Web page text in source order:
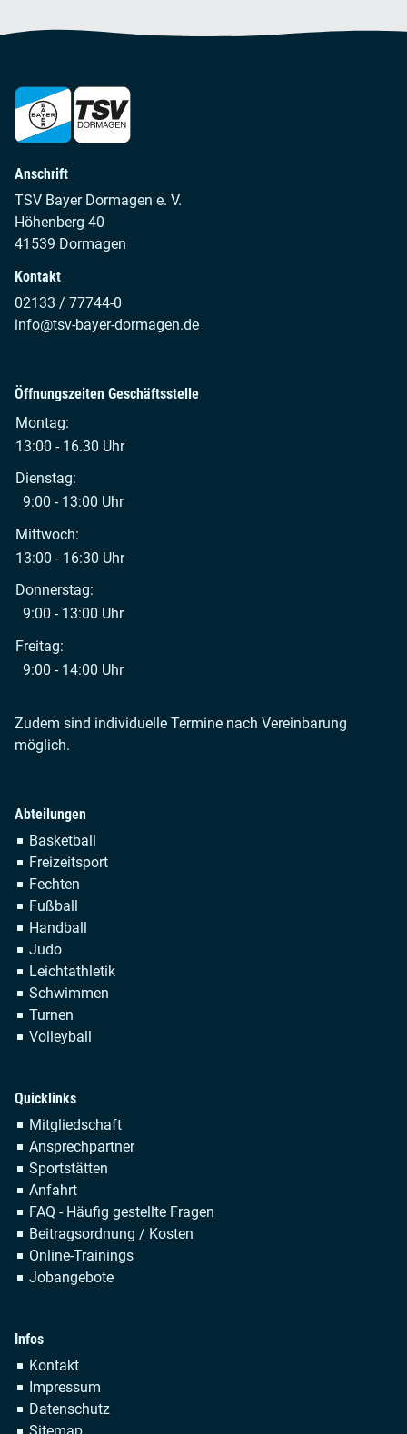
Anschrift
TSV Bayer Dormagen e. V.
Höhenberg 40
41539 Dormagen
Kontakt
02133 / 77744-0
info@tsv-bayer-dormagen.de
Öffnungszeiten Geschäftsstelle
Montag:
13:00 - 16.30 Uhr
Dienstag:
9:00 - 13:00 Uhr
Mittwoch:
13:00 - 16:30 Uhr
Donnerstag:
9:00 - 13:00 Uhr
Freitag:
9:00 - 14:00 Uhr
Zudem sind individuelle Termine nach Vereinbarung
möglich.
Abteilungen
Navigation
überspringen
Basketball
Freizeitsport
Fechten
Fußball
Handball
Judo
Leichtathletik
Schwimmen
Turnen
Volleyball
Quicklinks
Navigation
überspringen
Mitgliedschaft
Ansprechpartner
Sportstätten
Anfahrt
FAQ - Häufig gestellte Fragen
Beitragsordnung / Kosten
Online-Trainings
Jobangebote
Infos
Navigation
überspringen
Kontakt
Impressum
Datenschutz
Sitemap